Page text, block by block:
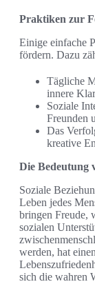
Praktiken zur
Einige einfache
fördern. Dazu
Tägliche
innere
Soziale
Freunden
Das
kreative
Die Bedeutung
Soziale
Leben jedes
bringen Freude,
sozialen
werden, hat
sich die wahren